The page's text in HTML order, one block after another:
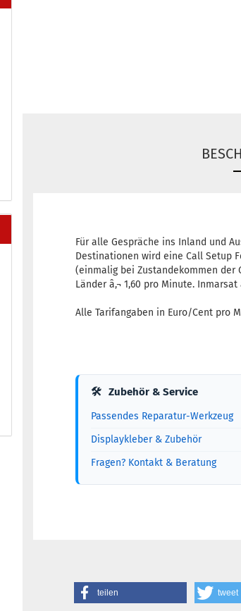
Für alle Gespräche ins Inland und
Destinationen wird eine Call Setup
(einmalig bei Zustandekommen der
Länder â‚¬ 1,60 pro Minute. Inmarsat
Alle Tarifangaben in Euro/Cent pro
🛠 Zubehör & Service
Passendes Reparatur-Werkzeug
Displaykleber & Zubehör
Fragen? Kontakt & Beratung
teilen tweet